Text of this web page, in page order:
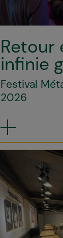
Retour
infinie
Festival
2026